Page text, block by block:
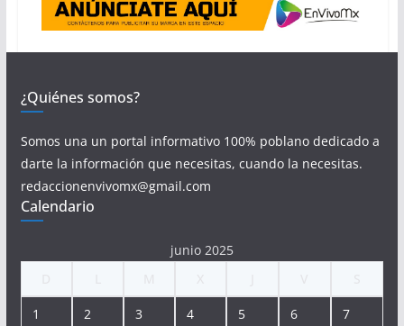
¿Quiénes somos?
Somos una un portal informativo 100% poblano dedicado a
darte la información que necesitas, cuando la necesitas.
redaccionenvivomx@gmail.com
Calendario
junio 2025
1 2 3 4 5 6 7